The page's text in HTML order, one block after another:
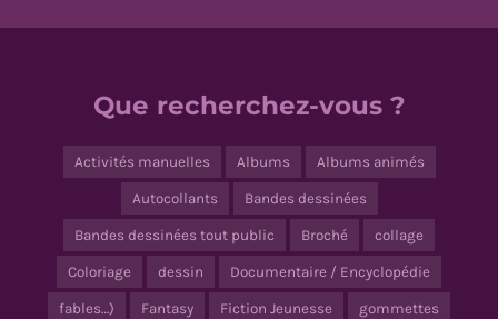
Que recherchez-vous ?
Activités manuelles Albums Albums animés
Autocollants Bandes dessinées
Bandes dessinées tout public Broché collage
Coloriage dessin Documentaire / Encyclopédie
fables…) Fantasy Fiction Jeunesse gommettes